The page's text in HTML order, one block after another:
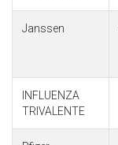
Janssen
INFLUENZA
TRIVALENTE